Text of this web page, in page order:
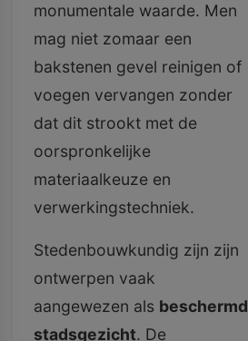
monumentale waarde. Men
mag niet zomaar een
bakstenen gevel reinigen of
voegen vervangen zonder
dat dit strookt met de
oorspronkelijke
materiaalkeuze en
verwerkingstechniek.
Stedenbouwkundig zijn zijn
ontwerpen vaak
aangewezen als beschermd
stadsgezicht. De